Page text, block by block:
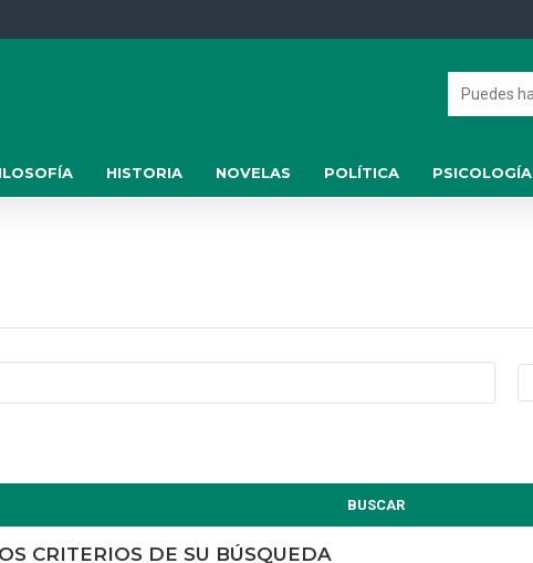
HISTORIA NOVELAS POLÍTICA PSICOLOGÍA
BUSCAR
CRITERIOS DE SU BÚSQUEDA